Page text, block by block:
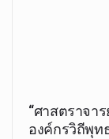
“ศาสตราจา
องค์กรวิถีพุท